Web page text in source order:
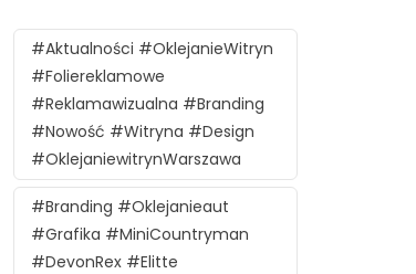
#aktualności #oklejanieWitryn
#foliereklamowe
#reklamawizualna #branding
#nowość #witryna #design
#oklejaniewitrynWarszawa
#branding #oklejanieaut
#grafika #MiniCountryman
#DevonRex #Elitte